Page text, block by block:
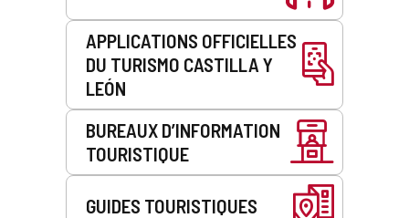
APPLICATIONS OFFICIELLES
DU TURISMO CASTILLA Y
LEÓN
BUREAUX D’INFORMATION
TOURISTIQUE
GUIDES TOURISTIQUES